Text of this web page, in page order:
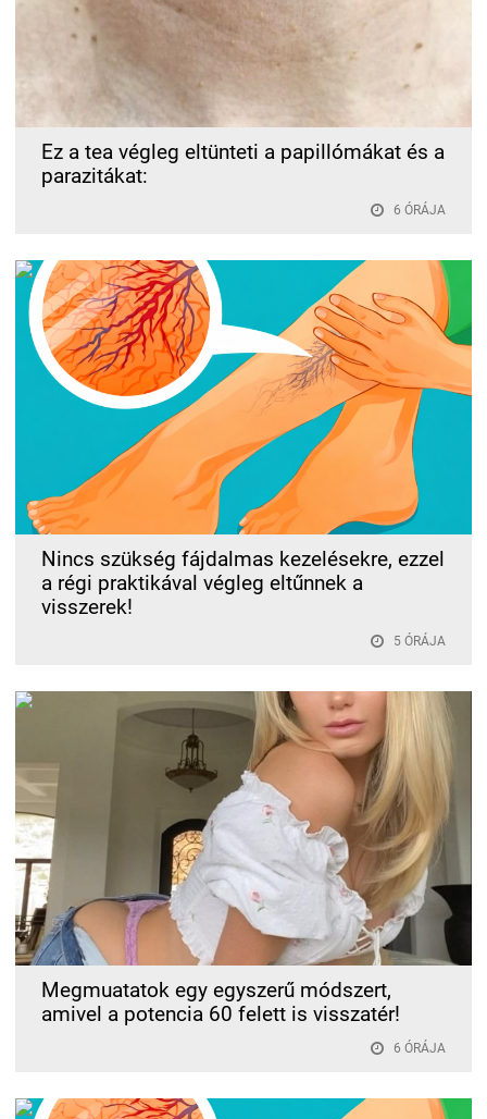
Ez a tea végleg eltünteti a papillómákat és a
parazitákat:
6 ÓRÁJA
Nincs szükség fájdalmas kezelésekre, ezzel
a régi praktikával végleg eltűnnek a
visszerek!
5 ÓRÁJA
Megmuatatok egy egyszerű módszert,
amivel a potencia 60 felett is visszatér!
6 ÓRÁJA